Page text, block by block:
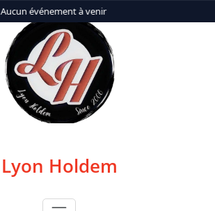
Aucun événement à venir
Lyon Holdem